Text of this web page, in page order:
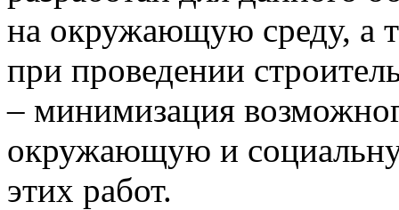
на окружающую среду, а
при проведении
– минимизация
окружающую и
этих работ.